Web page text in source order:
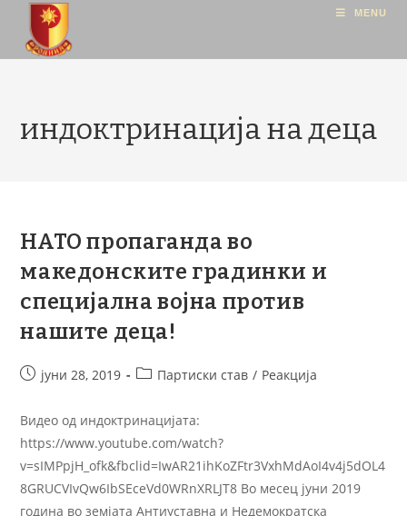
MENU
индоктринација на деца
НАТО пропаганда во
македонските градинки и
специјална војна против
нашите деца!
јуни 28, 2019 Партиски став / Реакција
Видео од индоктринацијата:
https://www.youtube.com/watch?
v=sIMPpjH_ofk&fbclid=IwAR21ihKoZFtr3VxhMdAoI4v4j5dOL4
8GRUCVIvQw6IbSEceVd0WRnXRLJT8 Во месец јуни 2019
година во земјата Антиуставна и Недемократска